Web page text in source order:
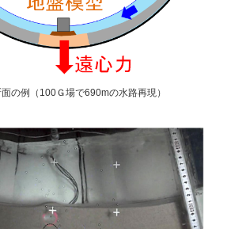
の例（100Ｇ場で690mの水路再現）